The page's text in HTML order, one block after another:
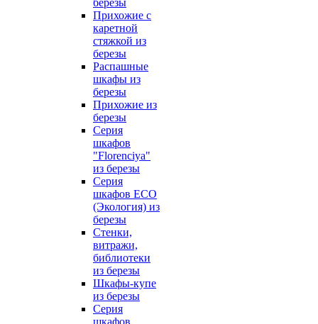
березы
Прихожие с
каретной
стяжкой из
березы
Распашные
шкафы из
березы
Прихожие из
березы
Серия
шкафов
"Florenciya"
из березы
Серия
шкафов ECO
(Экология) из
березы
Стенки,
витражи,
библиотеки
из березы
Шкафы-купе
из березы
Серия
шкафов